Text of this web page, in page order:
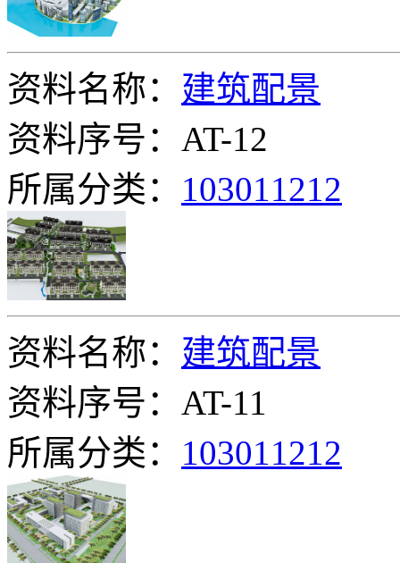
资料名称： 建筑配景
资料序号：AT-12
所属分类： 103011212
资料名称： 建筑配景
资料序号：AT-11
所属分类： 103011212